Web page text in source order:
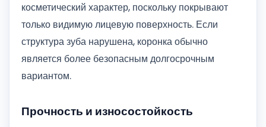
косметический характер, поскольку покрывают
только видимую лицевую поверхность. Если
структура зуба нарушена, коронка обычно
является более безопасным долгосрочным
вариантом.
Прочность и износостойкость